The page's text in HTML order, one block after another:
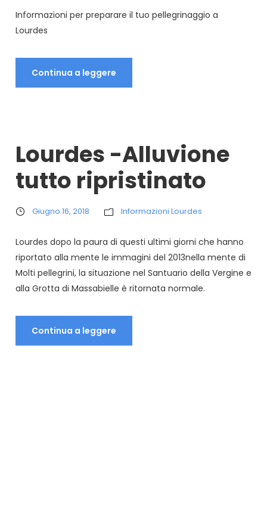
Informazioni per preparare il tuo pellegrinaggio a
Lourdes
Continua a leggere
Lourdes -Alluvione
tutto ripristinato
Giugno 16, 2018 Informazioni Lourdes
Lourdes dopo la paura di questi ultimi giorni che hanno
riportato alla mente le immagini del 2013nella mente di
Molti pellegrini, la situazione nel Santuario della Vergine e
alla Grotta di Massabielle è ritornata normale.
Continua a leggere